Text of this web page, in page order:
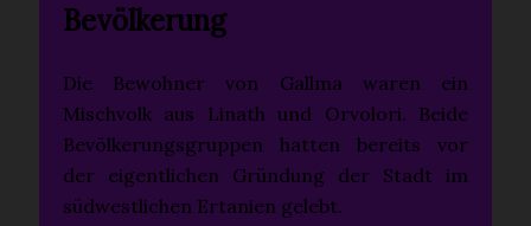
Bevölkerung
Die Bewohner von Gallma waren ein
Mischvolk aus Linath und Orvolori. Beide
Bevölkerungsgruppen hatten bereits vor
der eigentlichen Gründung der Stadt im
südwestlichen Ertanien gelebt.